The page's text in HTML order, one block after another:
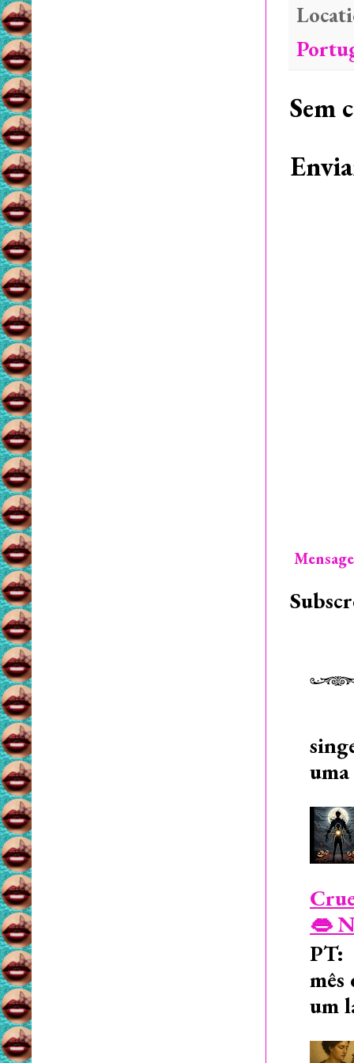
Sem
👄
PT:
um